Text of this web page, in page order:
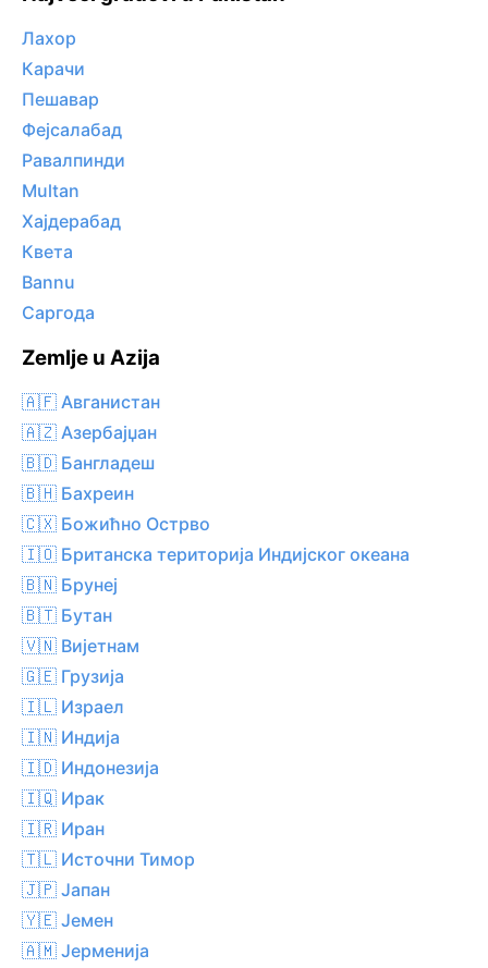
Лахор
Карачи
Пешавар
Фејсалабад
Равалпинди
Multan
Хајдерабад
Квета
Bannu
Саргода
Zemlje u Azija
🇦🇫 Авганистан
🇦🇿 Азербајџан
🇧🇩 Бангладеш
🇧🇭 Бахреин
🇨🇽 Божићно Острво
🇮🇴 Британска територија Индијског океана
🇧🇳 Брунеј
🇧🇹 Бутан
🇻🇳 Вијетнам
🇬🇪 Грузија
🇮🇱 Израел
🇮🇳 Индија
🇮🇩 Индонезија
🇮🇶 Ирак
🇮🇷 Иран
🇹🇱 Источни Тимор
🇯🇵 Јапан
🇾🇪 Јемен
🇦🇲 Јерменија